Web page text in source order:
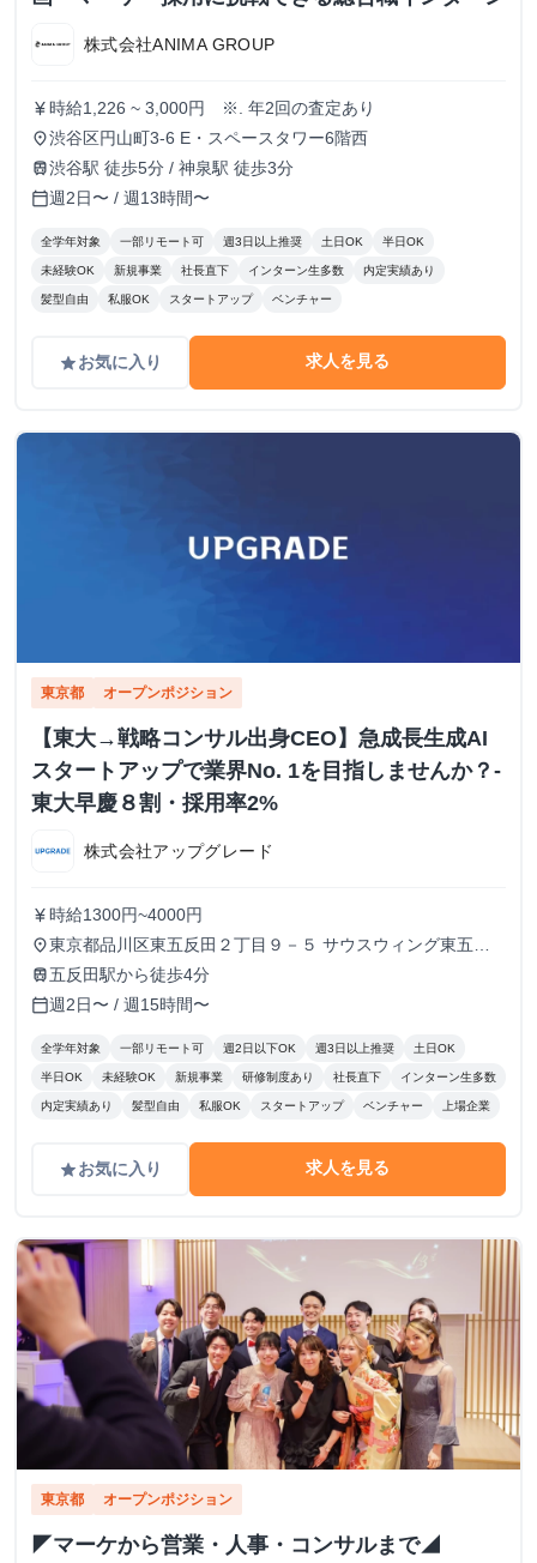
株式会社ANIMA GROUP
currency_yen 時給1,226 ~ 3,000円 ※. 年2回の査定あり
place渋谷区円山町3-6 E・スペースタワー6階西
train渋谷駅 徒歩5分 / 神泉駅 徒歩3分
calendar_today週2日〜 / 週13時間〜
全学年対象 一部リモート可 週3日以上推奨 土日OK 半日OK
未経験OK 新規事業 社長直下 インターン生多数 内定実績あり
髪型自由 私服OK スタートアップ ベンチャー
gradeお気に入り 求人を見る
東京都 オープンポジション
【東大→戦略コンサル出身CEO】急成長生成AI
スタートアップで業界No. 1を目指しませんか？-
東大早慶８割・採用率2%
株式会社アップグレード
currency_yen 時給1300円~4000円
place東京都品川区東五反田２丁目９－５ サウスウィング東五反
田５階
train 五反田駅から徒歩4分
calendar_today週2日〜 / 週15時間〜
全学年対象 一部リモート可 週2日以下OK 週3日以上推奨 土日OK
半日OK 未経験OK 新規事業 研修制度あり 社長直下 インターン生多数
内定実績あり 髪型自由 私服OK スタートアップ ベンチャー 上場企業
gradeお気に入り 求人を見る
東京都 オープンポジション
◤マーケから営業・人事・コンサルまで◢